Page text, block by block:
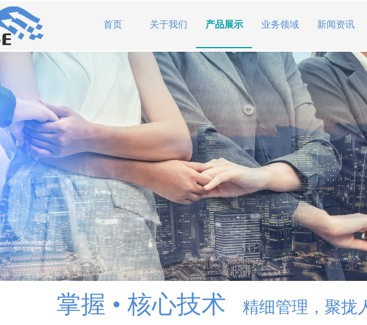
首页 关于我们 产品展示 业务领域 新闻资讯
掌握 • 核心技术 精细管理，聚拢